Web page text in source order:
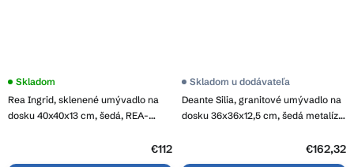
Rea Ingrid, sklenené umývadlo na
dosku 40x40x13 cm, šedá, REA-
Skladom
€112
Deante Silia, granitové umývadlo na
dosku 36x36x12,5 cm, šedá metalíza,
Skladom u dodávateľa
€162,32